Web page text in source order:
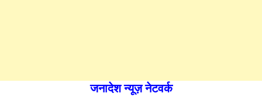
जनादेश न्यूज़ नेटवर्क